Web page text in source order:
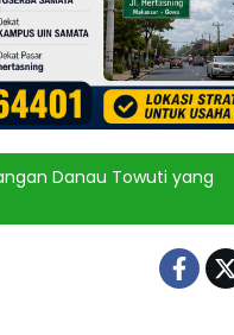
Danau Towuti yang